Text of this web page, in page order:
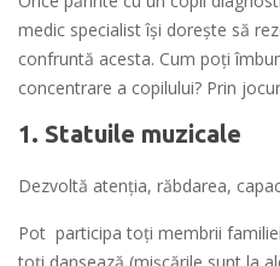
medic specialist își dorește să
confruntă acesta. Cum poți
concentrare a copilului? Prin
1. Statuile muzicale
Dezvoltă atenția, răbdarea,
Pot participa toți membrii